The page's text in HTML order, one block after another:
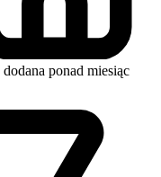
dodana ponad miesiąc